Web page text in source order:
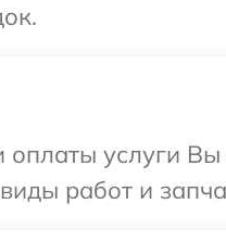
оплаты услуги
работ и